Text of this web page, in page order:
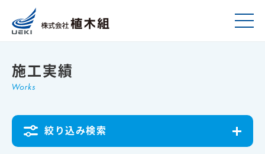
施工実績
絞り込み検索